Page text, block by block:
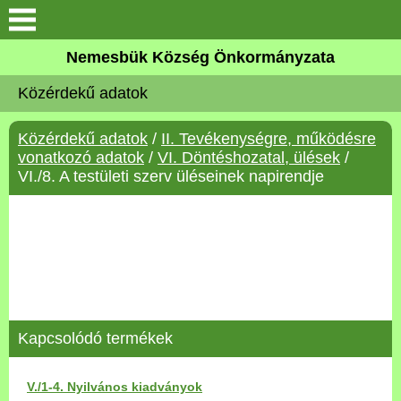
Keresés
Önkormányzat
Közös Önkormányzati
Hivatal
MAGYAR FALU PROGRAM
Versenyképes Járások
Program
Nemesbük Község Önkormányzata
Közérdekű adatok
Közérdekű adatok / II. Tevékenységre, működésre
vonatkozó adatok / VI. Döntéshozatal, ülések /
VI./8. A testületi szerv üléseinek napirendje
Kapcsolódó termékek
V./1-4. Nyilvános kiadványok